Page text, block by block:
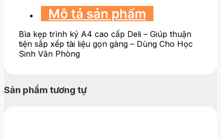
Mô tả sản phẩm
Bìa kẹp trình ký A4 cao cấp Deli – Giúp thuận
tiện sắp xếp tài liệu gọn gàng – Dùng Cho Học
Sinh Văn Phòng
Sản phẩm tương tự